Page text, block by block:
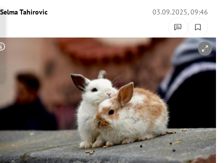
Untermenü
Untermenü
Untermenü
Untermenü
Untermenü
Untermenü
Selma Tahirovic 03.09.2025, 09:46
Copyright-Hinweis öffnen/schließen